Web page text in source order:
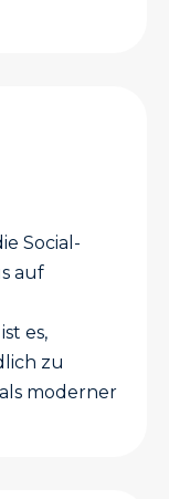
Social-
auf
es,
zu
moderner